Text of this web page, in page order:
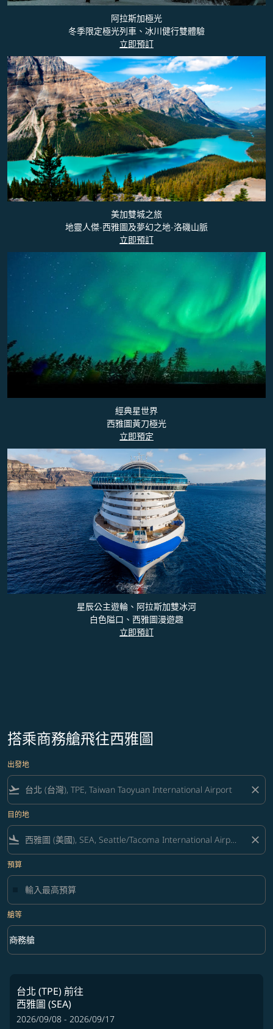
阿拉斯加極光
冬季限定極光列車、冰川健行雙體驗
立即預訂
美加雙城之旅
地靈人傑-西雅圖及夢幻之地-洛磯山脈
立即預訂
經典星世界
西雅圖黃刀極光
立即預定
星辰公主遊輪、阿拉斯加雙冰河
白色隘口、西雅圖漫遊趣
立即預訂
搭乘商務艙飛往西雅圖
出發地
flight_takeoff close
目的地
flight_land close
預算
艙等
艙等 option 商務艙 Selected
商務艙
keyboard_arrow_down
台北 (TPE)前往
西雅圖 (SEA)
2026/09/08 - 2026/09/17